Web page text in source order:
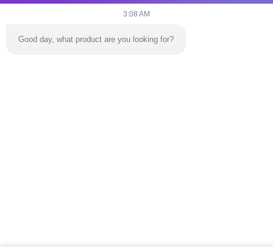
Η διεύθυνσή μας
3:08 AM
Good day, what product are you looking for?